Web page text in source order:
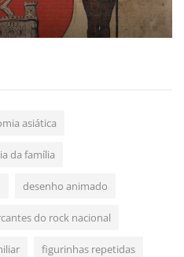
asiática
da família
desenho animado
do rock nacional
figurinhas repetidas